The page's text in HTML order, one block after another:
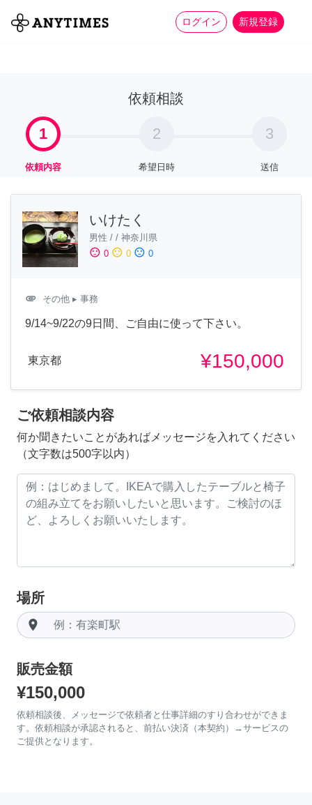
ログイン 新規登録
全て 家事 more_horiz
依頼相談
1
依頼内容
2
希望日時
3
送信
いけたく
男性 / / 神奈川県
sentiment_satisfied 0 sentiment_neutral 0 sentiment_dissatisfied 0
attachment その他 ▸ 事務
9/14~9/22の9日間、ご自由に使って下さい。
東京都 ¥150,000
ご依頼相談内容
何か聞きたいことがあればメッセージを入れてください
（文字数は500字以内）
場所
room
販売金額
¥150,000
依頼相談後、メッセージで依頼者と仕事詳細のすり合わせができま
す。依頼相談が承認されると、前払い決済（本契約）→サービスの
ご提供となります。